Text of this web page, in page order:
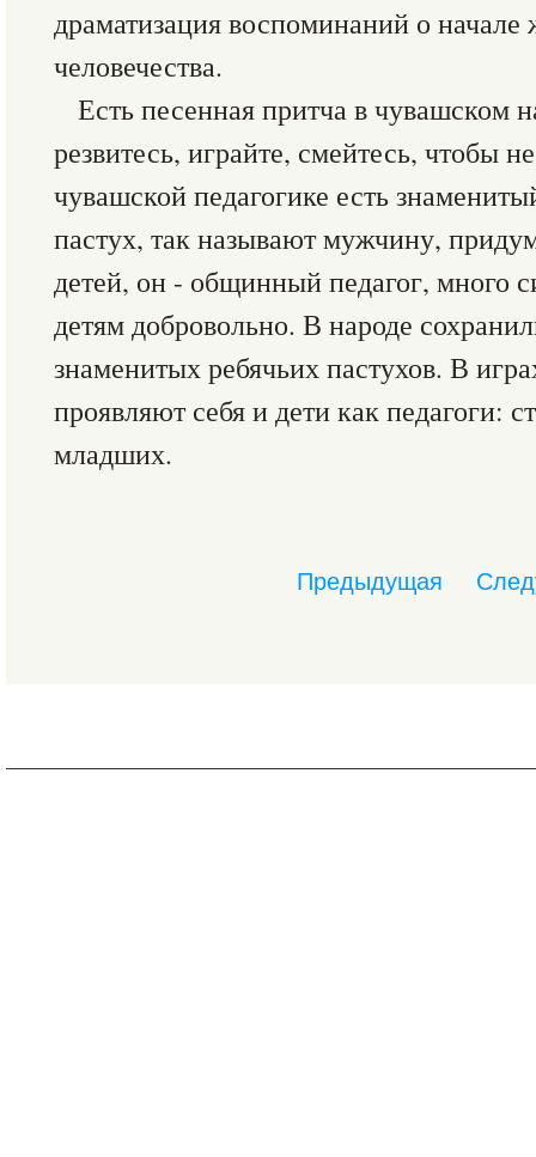
драматизация воспоминаний о начале
человечества.
Есть песенная притча в чувашском
резвитесь, играйте, смейтесь, чтобы
чувашской педагогике есть
пастух, так называют мужчину,
детей, он - общинный педагог, много
детям добровольно. В народе
знаменитых ребячьих пастухов. В
проявляют себя и дети как педагоги:
младших.
Предыдущая